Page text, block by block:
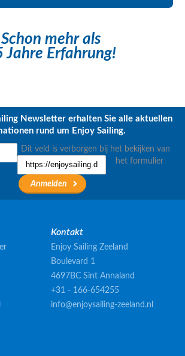
Schon mehr als
Jahre Erfahrung!
Newsletter erhalten Sie alle aktuellen
rund um Enjoy Sailing.
Dit veld is verborgen bij het bekijken van
het formulier
Kontakt
Enjoy Sailing Zeeland
Boulevard 1
4697BC Sint Annaland
+31 - 166-654255
info@enjoysailing-zeeland.nl